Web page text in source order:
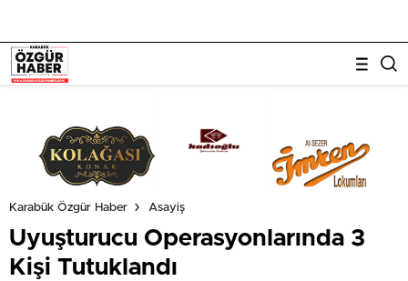
Karabük Özgür Haber Asayiş
Uyuşturucu Operasyonlarında 3
Kişi Tutuklandı